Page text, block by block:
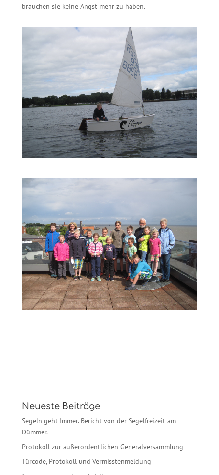
brauchen sie keine Angst mehr zu haben.
Neueste Beiträge
Segeln geht Immer. Bericht von der Segelfreizeit am
Dümmer.
Protokoll zur außerordentlichen Generalversammlung
Türcode, Protokoll und Vermisstenmeldung